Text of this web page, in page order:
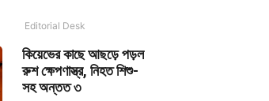
Editorial Desk
কিয়েভের কাছে আছড়ে পড়ল
রুশ ক্ষেপণাস্ত্র, নিহত শিশু-
সহ অন্তত ৩